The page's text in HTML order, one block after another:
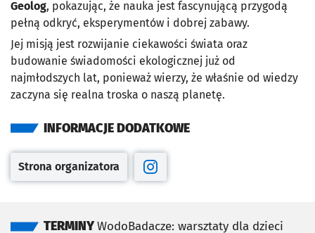
Geolog, pokazując, że nauka jest fascynującą przygodą
pełną odkryć, eksperymentów i dobrej zabawy.
Jej misją jest rozwijanie ciekawości świata oraz
budowanie świadomości ekologicznej już od
najmłodszych lat, ponieważ wierzy, że właśnie od wiedzy
zaczyna się realna troska o naszą planetę.
INFORMACJE DODATKOWE
Otwiera się w nowej karcie
Strona organizatora
Otwiera się w nowej karcie
TERMINYWodoBadacze: warsztaty dla dzieci